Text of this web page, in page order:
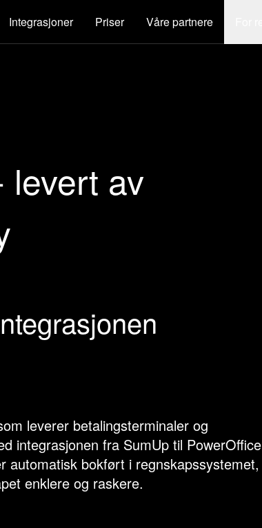
Integrasjoner Priser Våre partnere
levert av
leverer betalingsterminaler og
integrasjonen fra SumUp til PowerOffice
automatisk bokført i regnskapssystemet,
enklere og raskere.